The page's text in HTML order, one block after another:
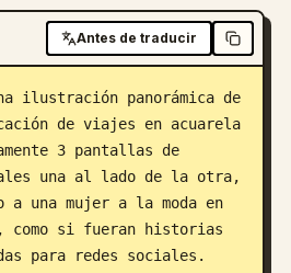
Antes de traducir
ilustración panorámica de
de viajes en acuarela
3 pantallas de
una al lado de la otra,
a una mujer a la moda en
como si fueran historias
para redes sociales.